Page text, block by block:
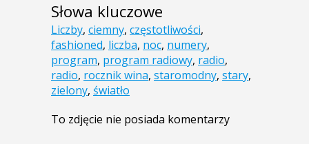
Słowa kluczowe
Liczby, ciemny, częstotliwości,
fashioned, liczba, noc, numery,
program, program radiowy, radio,
radio, rocznik wina, staromodny, stary,
zielony, światło
To zdjęcie nie posiada komentarzy